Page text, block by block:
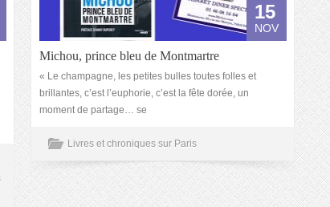
15
NOV
Michou, prince bleu de Montmartre
« Le champagne, les petites bulles toutes folles et
brillantes, c’est l’euphorie, c’est la fête dorée, un
moment de partage… se
Livres et chroniques sur Paris